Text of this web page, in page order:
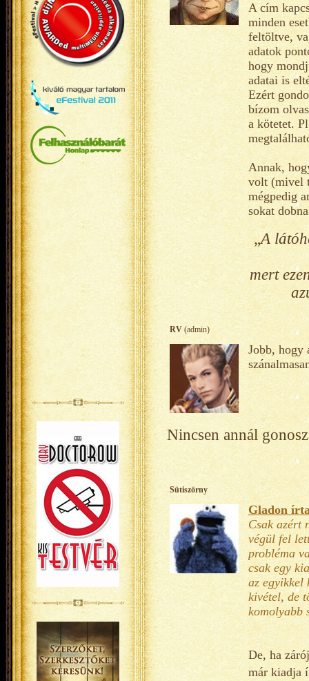
A cím
minden
feltöltve,
adatok
hogy
adatai is
Ezért
bízom
a kötetet.
Annak,
volt (mivel
mégpedig
sokat
„A
mert
RV (admin)
Jobb, hogy
Nincsen annál
Sütiszörny
Gladon
Csak azért
végül fel
probléma
csak egy
az egyikkel
kivétel, de
komolyabb
De, ha
már kiadja